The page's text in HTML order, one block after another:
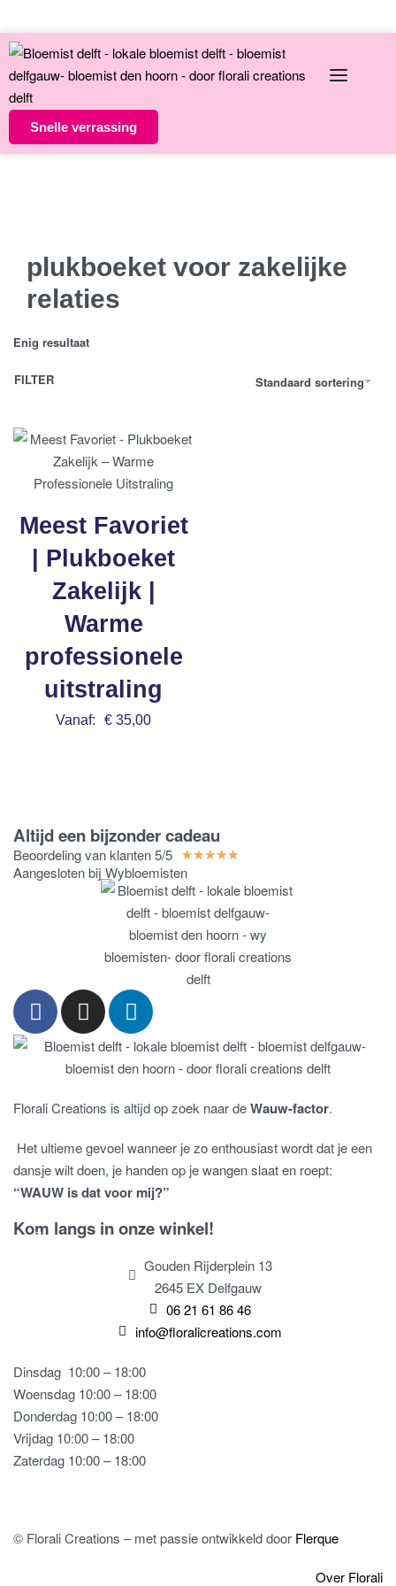
Snelle verrassing
plukboeket voor zakelijke
relaties
Enig resultaat
Standaard sortering
FILTER
Meest Favoriet
| Plukboeket
Zakelijk |
Warme
professionele
uitstraling
Vanaf: € 35,00
Altijd een bijzonder cadeau
Beoordeling van klanten 5/5 ★★★★★
Aangesloten bij Wybloemisten
Florali Creations is altijd op zoek naar deWauw-factor.
Het ultieme gevoel wanneer je zo enthousiast wordt dat je een
dansje wilt doen, je handen op je wangen slaat en roept:
“WAUW is dat voor mij?”
Kom langs in onze winkel!
Gouden Rijderplein 13
2645 EX Delfgauw
06 21 61 86 46
info@floralicreations.com
Dinsdag 10:00 – 18:00
Woensdag 10:00 – 18:00
Donderdag 10:00 – 18:00
Vrijdag 10:00 – 18:00
Zaterdag 10:00 – 18:00
© Florali Creations – met passie ontwikkeld door Flerque
Over Florali